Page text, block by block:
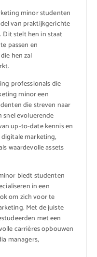
minor studenten
van praktijkgerichte
Dit stelt hen in staat
passen en
hen zal
professionals die
minor een
die streven naar
snel evoluerende
up-to-date kennis en
marketing,
waardevolle assets
biedt studenten
in een
om zich voor te
Met de juiste
met een
carrières opbouwen
managers,